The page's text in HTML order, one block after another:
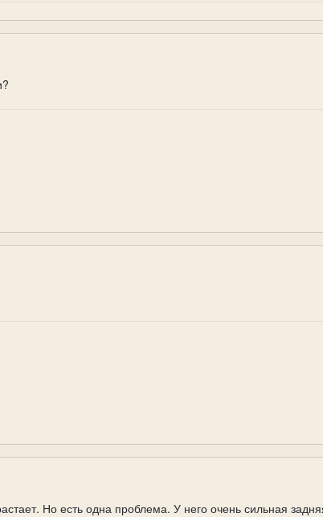
Но есть одна проблема. У него очень сильная